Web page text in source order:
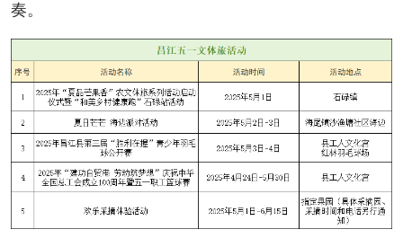
奏。